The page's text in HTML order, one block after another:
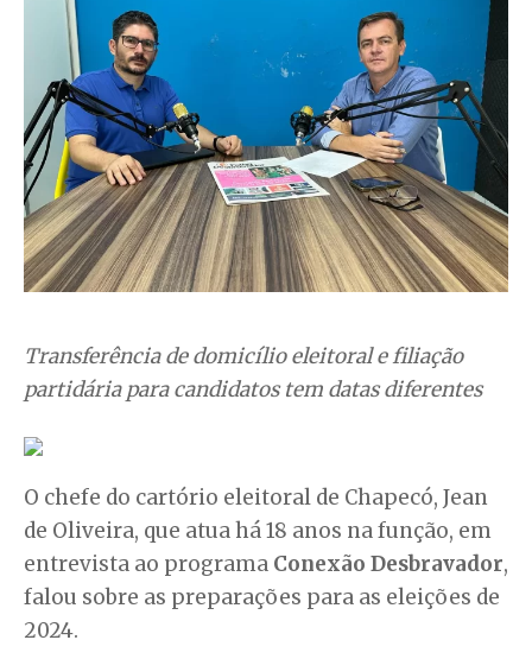
Transferência de domicílio eleitoral e filiação
partidária para candidatos tem datas diferentes
O chefe do cartório eleitoral de Chapecó, Jean
de Oliveira, que atua há 18 anos na função, em
entrevista ao programa Conexão Desbravador,
falou sobre as preparações para as eleições de
2024.